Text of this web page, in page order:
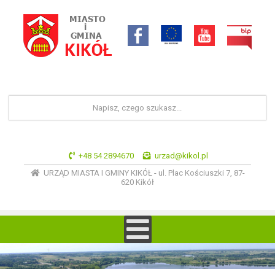
+48 54 2894670
urzad@kikol.pl
URZĄD MIASTA I GMINY KIKÓŁ - ul. Plac Kościuszki 7, 87-
620 Kikół